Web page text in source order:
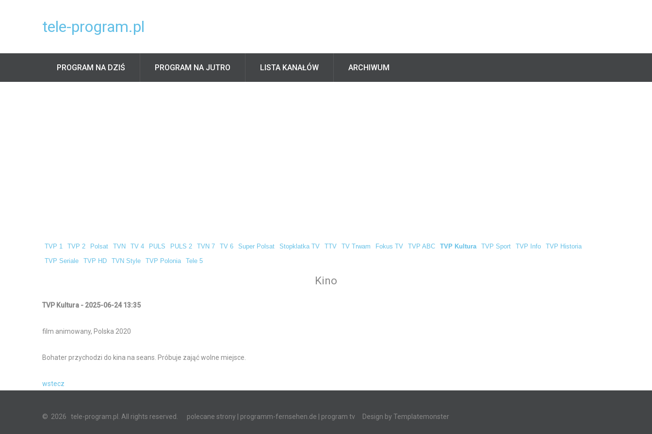
tele-program.pl
PROGRAM NA DZIŚ PROGRAM NA JUTRO LISTA KANAŁÓW ARCHIWUM
TVP 1 TVP 2 Polsat TVN TV 4 PULS PULS 2 TVN 7 TV 6 Super Polsat Stopklatka TV TTV TV Trwam Fokus TV TVP ABC TVP Kultura TVP Sport TVP Info TVP Historia
TVP Seriale TVP HD TVN Style TVP Polonia Tele 5
Kino
TVP Kultura - 2025-06-24 13:35
film animowany, Polska 2020
Bohater przychodzi do kina na seans. Próbuje zająć wolne miejsce.
wstecz
© 2026 tele-program.pl. All rights reserved. polecane strony programm-fernsehen.de | program tv Design by Templatemonster